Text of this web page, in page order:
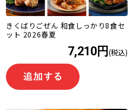
きくばりごぜん 和食しっかり8食セ
ット 2026春夏
7,210円(税込)